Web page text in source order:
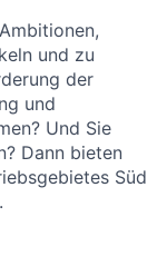
und zu
der
und
Und Sie
Dann bieten
Süd